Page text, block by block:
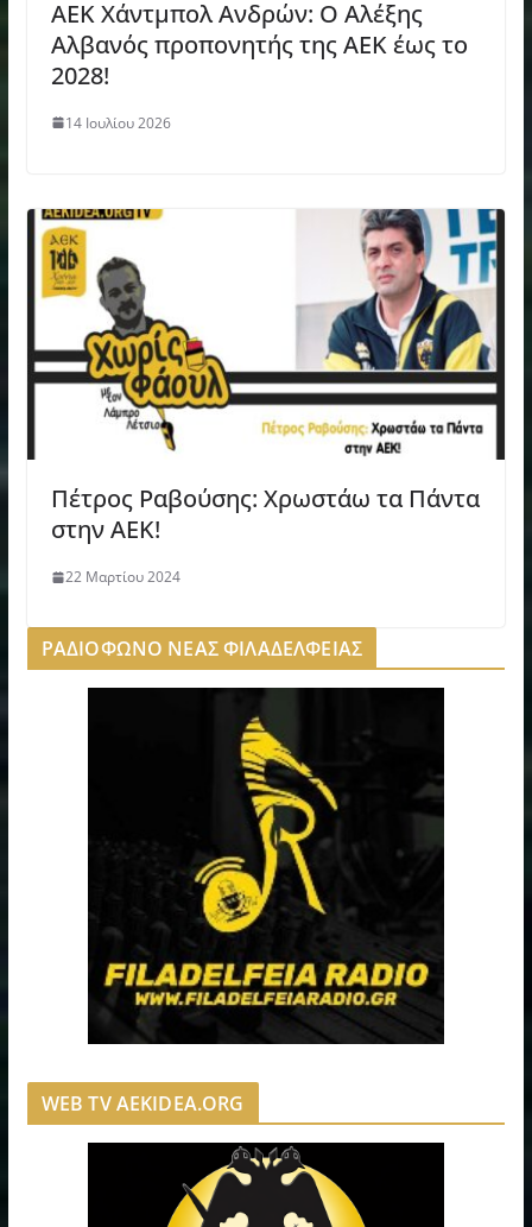
ΑΕΚ Χάντμπολ Ανδρών: Ο Αλέξης
Αλβανός προπονητής της ΑΕΚ έως το
2028!
14 Ιουλίου 2026
Πέτρος Ραβούσης: Χρωστάω τα Πάντα
στην ΑΕΚ!
22 Μαρτίου 2024
ΡΑΔΙΟΦΩΝΟ ΝΕΑΣ ΦΙΛΑΔΕΛΦΕΙΑΣ
WEB TV AEKIDEA.ORG